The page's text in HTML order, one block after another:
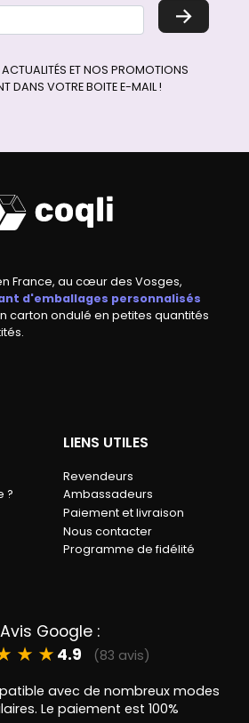
→
ACTUALITÉS ET NOS PROMOTIONS
DANS VOTRE BOITE E-MAIL !
France, au cœur des Vosges,
d'emballages personnalisés
carton ondulé en petites quantités
?
LIENS UTILES
Revendeurs
Ambassadeurs
Paiement et livraison
Nous contacter
Programme de fidélité
Avis Google :
★ ★ 4.9
(83 avis)
avec de nombreux modes
Le paiement est 100%